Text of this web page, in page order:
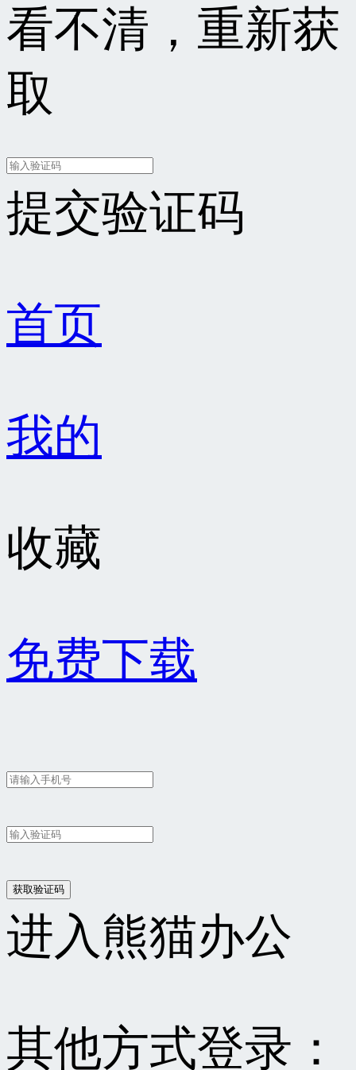
看不清，重新获
取
提交验证码
首页
我的
收藏
免费下载
进入熊猫办公
其他方式登录：